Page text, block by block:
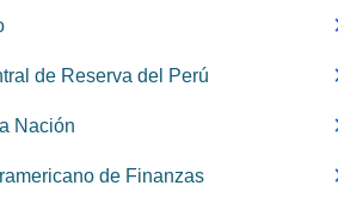
de Reserva del Perú
Nación
de Finanzas